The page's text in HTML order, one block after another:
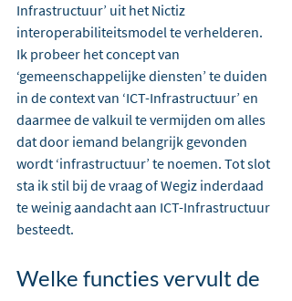
Infrastructuur’ uit het Nictiz
interoperabiliteitsmodel te verhelderen.
Ik probeer het concept van
‘gemeenschappelijke diensten’ te duiden
in de context van ‘ICT-Infrastructuur’ en
daarmee de valkuil te vermijden om alles
dat door iemand belangrijk gevonden
wordt ‘infrastructuur’ te noemen. Tot slot
sta ik stil bij de vraag of Wegiz inderdaad
te weinig aandacht aan ICT-Infrastructuur
besteedt.
Welke functies vervult de